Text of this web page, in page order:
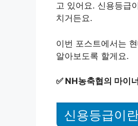
고 있어요. 신용등급
치거든요.
이번 포스트에서는
알아보도록 할게요.
✅ NH농축협의 마이
신용등급이